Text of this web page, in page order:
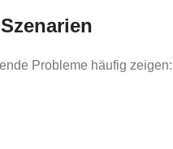
Probleme häufig zeigen: